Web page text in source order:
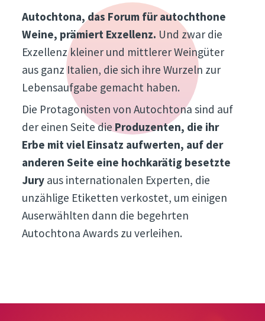
Autochtona, das Forum für autochthone
Weine, prämiert Exzellenz. Und zwar die
Exzellenz kleiner und mittlerer Weingüter
aus ganz Italien, die sich ihre Wurzeln zur
Lebensaufgabe gemacht haben.
Die Protagonisten von Autochtona sind auf
der einen Seite die Produzenten, die ihr
Erbe mit viel Einsatz aufwerten, auf der
anderen Seite eine hochkarätig besetzte
Jury aus internationalen Experten, die
unzählige Etiketten verkostet, um einigen
Auserwählten dann die begehrten
Autochtona Awards zu verleihen.